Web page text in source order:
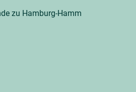
zu Hamburg-Hamm